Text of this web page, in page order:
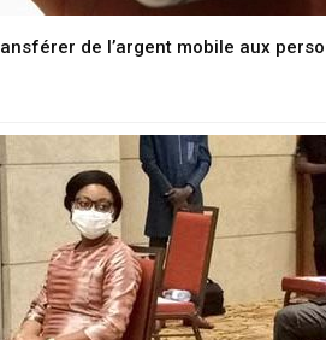
de l’argent mobile aux